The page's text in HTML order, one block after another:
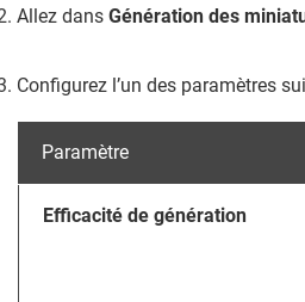
Allez dans Génération des
Configurez l’un des paramètres
Paramètre
Efficacité de génération